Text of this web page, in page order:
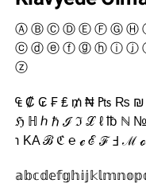
Ⓐ Ⓑ Ⓒ Ⓓ Ⓔ Ⓕ Ⓖ Ⓗ
ⓒ ⓓ ⓔ ⓕ ⓖ ⓗ ⓘ ⓙ
ⓩ
₠ ₡ ₢ ₣ ₤ ₥ ₦ ₧ ₨ ₪
ℌ ℍ ℎ ℏ ℐ ℑ ℒ ℓ ℔ ℕ
℩ KA ℬ ℭ ℮ ℯ ℰ ℱ Ⅎ ℳ ℴ